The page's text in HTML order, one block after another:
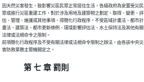
因天然災害發生，致影響災區民眾正常居住生活，各級政府為安置受災民
眾或進行災區重建工作，對於涉及用地及建築物之劃定、取得、變更、評
估、管理、維護或其他事項，得簡化行政程序，不受區域計畫法、都市計
畫法、建築法、都市更新條例、環境影響評估法、水土保持法及其他有關
法律或法規命令之限制。
前項簡化行政程序及不受有關法律或法規命令限制之辦法，由各該中央災
害防救業務主管機關定之。
第 七 章 罰則